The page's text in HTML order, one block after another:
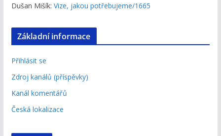
Dušan Mišík: Vize, jakou potřebujeme/1665
Základní informace
Přihlásit se
Zdroj kanálů (příspěvky)
Kanál komentářů
Česká lokalizace